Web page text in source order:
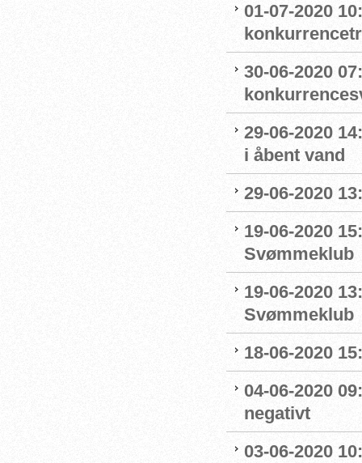
01-07-2020
30-06-2020
29-06-2020
i åbent vand
29-06-2020
19-06-2020
Svømmeklub
19-06-2020
Svømmeklub
18-06-2020
04-06-2020
negativt
03-06-2020